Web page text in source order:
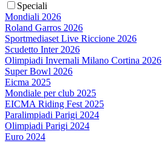
Speciali
Mondiali 2026
Roland Garros 2026
Sportmediaset Live Riccione 2026
Scudetto Inter 2026
Olimpiadi Invernali Milano Cortina 2026
Super Bowl 2026
Eicma 2025
Mondiale per club 2025
EICMA Riding Fest 2025
Paralimpiadi Parigi 2024
Olimpiadi Parigi 2024
Euro 2024